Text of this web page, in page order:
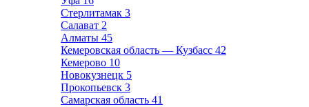
Стерлитамак 3
Салават 2
Алматы 45
Кемеровская область — Кузбасс 42
Кемерово 10
Новокузнецк 5
Прокопьевск 3
Самарская область 41